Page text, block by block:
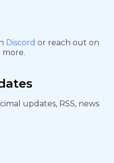
Discord or reach out on
updates, RSS, news